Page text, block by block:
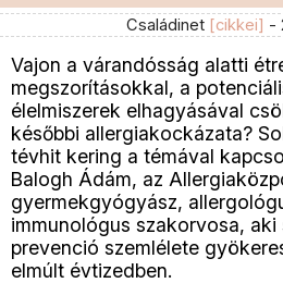
Családinet [cikkei] -
Vajon a várandósság alatti
megszorításokkal, a
élelmiszerek elhagyásával
későbbi allergiakockázata?
tévhit kering a témával
Balogh Ádám, az
gyermekgyógyász,
immunológus szakorvosa, aki
prevenció szemlélete
elmúlt évtizedben.